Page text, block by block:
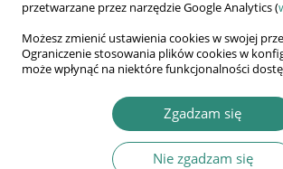
przetwarzane przez narzędzie Google Analytics (
Możesz zmienić ustawienia cookies w swojej
Ograniczenie stosowania plików cookies w
może wpłynąć na niektóre funkcjonalności
Zgadzam się
Nie zgadzam się
im. Alcide De Gasperi
Słowo kluczowe
informatyki